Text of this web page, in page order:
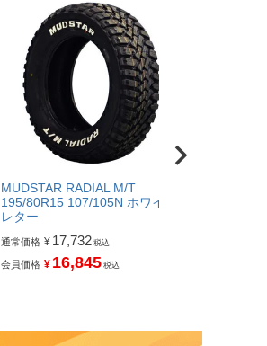
MUDSTAR RADIAL M/T
195/80R15 107/105N ホワイト
レター
通常価格 ¥ 17,732 税込
会員価格 ¥ 16,845 税込